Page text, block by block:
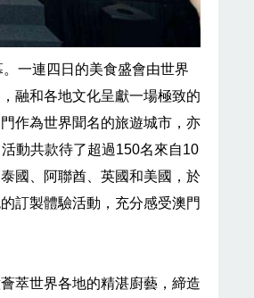
一連四日的美食盛會由世界
融和各地文化呈獻一場極致的
作為世界聞名的旅遊城市，亦
動共款待了超過150名來自10
國、阿聯酋、英國和美國，於
訂製體驗活動，充分感受澳門
萃世界各地的精湛廚藝，締造